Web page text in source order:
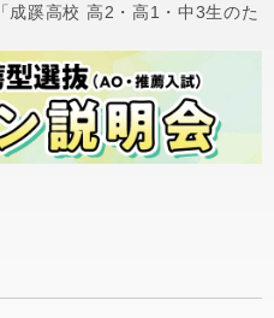
「成蹊高校 高2・高1・中3生のた